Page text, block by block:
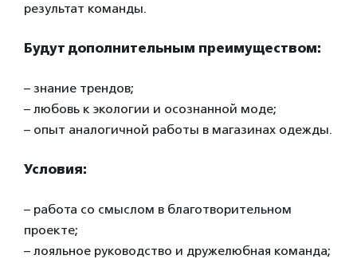
результат команды.
Будут дополнительным преимуществом:
– знание трендов;
– любовь к экологии и осознанной моде;
– опыт аналогичной работы в магазинах одежды.
Условия:
– работа со смыслом в благотворительном
проекте;
– лояльное руководство и дружелюбная команда;